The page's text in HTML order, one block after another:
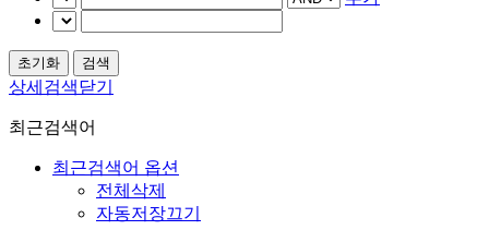
상세검색닫기
최근검색어
최근검색어 옵션
전체삭제
자동저장끄기